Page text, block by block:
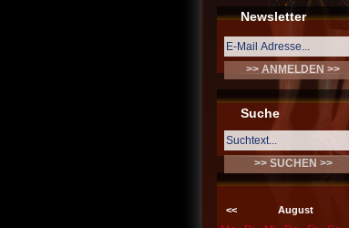
Newsletter
Suche
<< August